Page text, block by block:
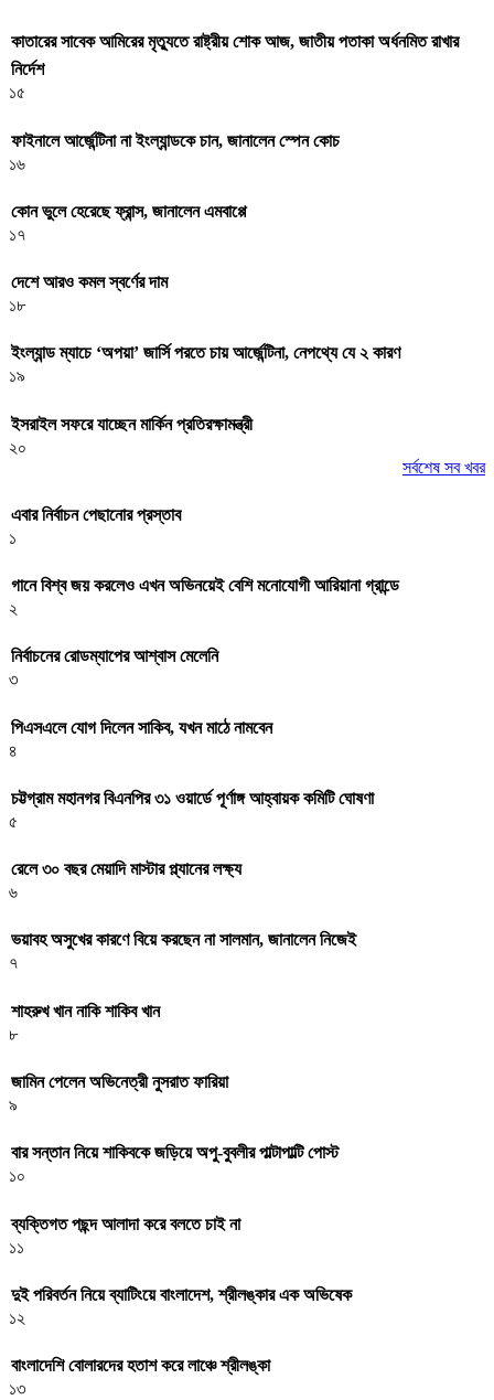
কাতারের সাবেক আমিরের মৃত্যুতে রাষ্ট্রীয় শোক আজ, জাতীয় পতাকা অর্ধনমিত রাখার
নির্দেশ
১৫
ফাইনালে আর্জেন্টিনা না ইংল্যান্ডকে চান, জানালেন স্পেন কোচ
১৬
কোন ভুলে হেরেছে ফ্রান্স, জানালেন এমবাপ্পে
১৭
দেশে আরও কমল স্বর্ণের দাম
১৮
ইংল্যান্ড ম্যাচে ‘অপয়া’ জার্সি পরতে চায় আর্জেন্টিনা, নেপথ্যে যে ২ কারণ
১৯
ইসরাইল সফরে যাচ্ছেন মার্কিন প্রতিরক্ষামন্ত্রী
২০
সর্বশেষ সব খবর
এবার নির্বাচন পেছানোর প্রস্তাব
১
গানে বিশ্ব জয় করলেও এখন অভিনয়েই বেশি মনোযোগী আরিয়ানা গ্রান্ডে
২
নির্বাচনের রোডম্যাপের আশ্বাস মেলেনি
৩
পিএসএলে যোগ দিলেন সাকিব, যখন মাঠে নামবেন
৪
চট্টগ্রাম মহানগর বিএনপির ৩১ ওয়ার্ডে পূর্ণাঙ্গ আহ্বায়ক কমিটি ঘোষণা
৫
রেলে ৩০ বছর মেয়াদি মাস্টার প্ল্যানের লক্ষ্য
৬
ভয়াবহ অসুখের কারণে বিয়ে করছেন না সালমান, জানালেন নিজেই
৭
শাহরুখ খান নাকি শাকিব খান
৮
জামিন পেলেন অভিনেত্রী নুসরাত ফারিয়া
৯
বার সন্তান নিয়ে শাকিবকে জড়িয়ে অপু-বুবলীর পাল্টাপাল্টি পোস্ট
১০
ব্যক্তিগত পছন্দ আলাদা করে বলতে চাই না
১১
দুই পরিবর্তন নিয়ে ব্যাটিংয়ে বাংলাদেশ, শ্রীলঙ্কার এক অভিষেক
১২
বাংলাদেশি বোলারদের হতাশ করে লাঞ্চে শ্রীলঙ্কা
১৩